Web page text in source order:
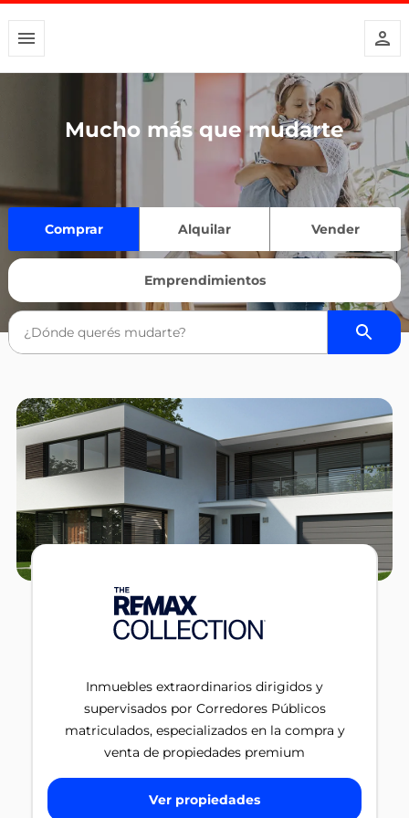
Mucho más que mudarte
Comprar Alquilar Vender
Emprendimientos
Inmuebles extraordinarios dirigidos y
supervisados por Corredores Públicos
matriculados, especializados en la compra y
venta de propiedades premium
Ver propiedades